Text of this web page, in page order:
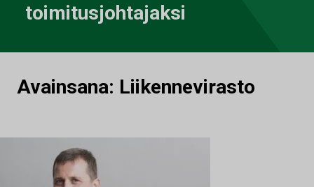
toimitusjohtajaksi
Avainsana: Liikennevirasto